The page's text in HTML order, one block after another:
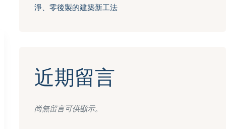
淨、零後製的建築新工法
近期留言
尚無留言可供顯示。